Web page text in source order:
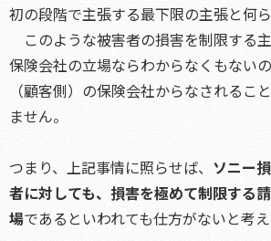
初の段階で主張する最下限の主張と何
このような被害者の損害を制限する
保険会社の立場ならわからなくもない
（顧客側）の保険会社からなされるこ
ません。
つまり、上記事情に照らせば、 ソニー
者に対しても、損害を極めて制限する
場であるといわれても仕方がないと考え